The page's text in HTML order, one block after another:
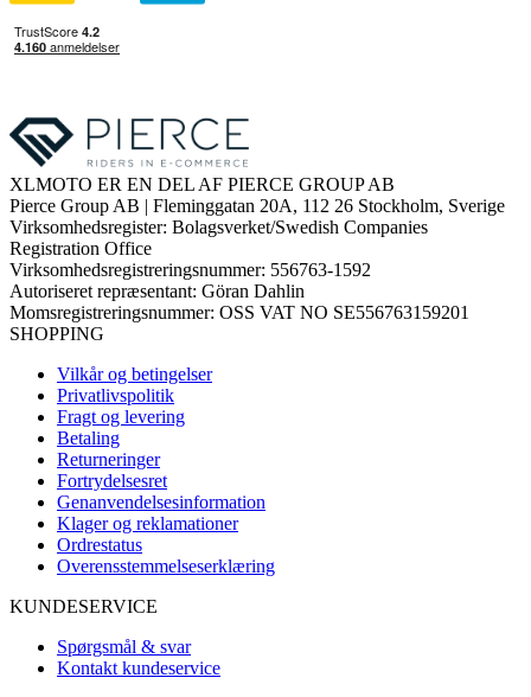
XLMOTO ER EN DEL AF PIERCE GROUP AB
Pierce Group AB | Fleminggatan 20A, 112 26 Stockholm, Sverige
Virksomhedsregister: Bolagsverket/Swedish Companies
Registration Office
Virksomhedsregistreringsnummer: 556763-1592
Autoriseret repræsentant: Göran Dahlin
Momsregistreringsnummer: OSS VAT NO SE556763159201
SHOPPING
Vilkår og betingelser
Privatlivspolitik
Fragt og levering
Betaling
Returneringer
Fortrydelsesret
Genanvendelsesinformation
Klager og reklamationer
Ordrestatus
Overensstemmelseserklæring
KUNDESERVICE
Spørgsmål & svar
Kontakt kundeservice